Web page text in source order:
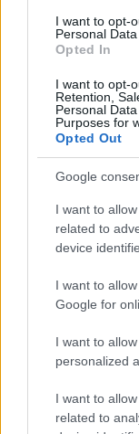
I want to opt-
Personal
Opted In
I want to opt-
Retention,
Personal
Purposes for
Opted Out
Google
I want to
related to
device
I want to
Google for
I want to
personalized
I want to
related to
Mind Wolff, mind
jövőben a
Balogh Tamás